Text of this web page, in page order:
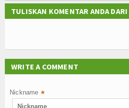
TULISKAN KOMENTAR ANDA
WRITE A COMMENT
Nickname *